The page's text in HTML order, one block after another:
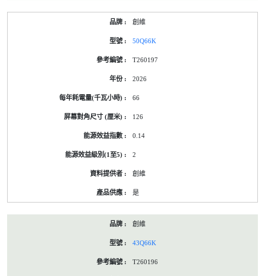
創維
50Q66K
T260197
2026
66
126
0.14
2
創維
是
創維
43Q66K
T260196